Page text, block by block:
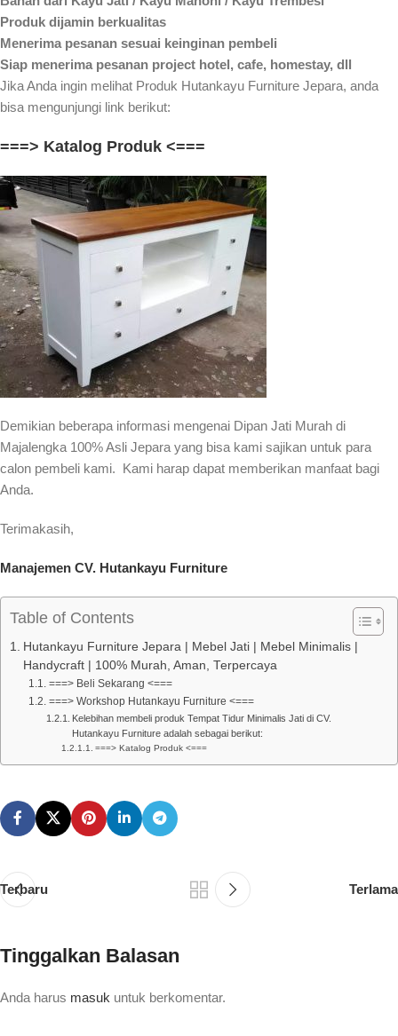
Produk dijamin berkualitas
Menerima pesanan sesuai keinginan pembeli
Siap menerima pesanan project hotel, cafe, homestay, dll
Jika Anda ingin melihat Produk Hutankayu Furniture Jepara, anda
bisa mengunjungi link berikut:
===> Katalog Produk <===
Demikian beberapa informasi mengenai Dipan Jati Murah di
Majalengka 100% Asli Jepara yang bisa kami sajikan untuk para
calon pembeli kami. Kami harap dapat memberikan manfaat bagi
Anda.
Terimakasih,
Manajemen CV. Hutankayu Furniture
Table of Contents
Hutankayu Furniture Jepara | Mebel Jati | Mebel Minimalis |
Handycraft | 100% Murah, Aman, Terpercaya
===> Beli Sekarang <===
===> Workshop Hutankayu Furniture <===
Kelebihan membeli produk Tempat Tidur Minimalis Jati di CV.
Hutankayu Furniture adalah sebagai berikut:
===> Katalog Produk <===
Terbaru Terlama
Tinggalkan Balasan
Anda harus masuk untuk berkomentar.